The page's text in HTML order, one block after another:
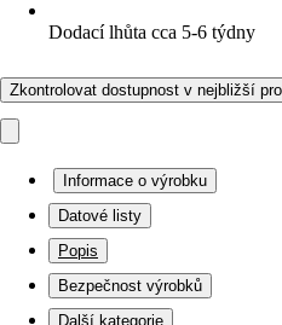
Dodací lhůta cca 5-6 týdny
Zkontrolovat dostupnost v nejbližší
Informace o výrobku
Datové listy
Popis
Bezpečnost výrobků
Další kategorie